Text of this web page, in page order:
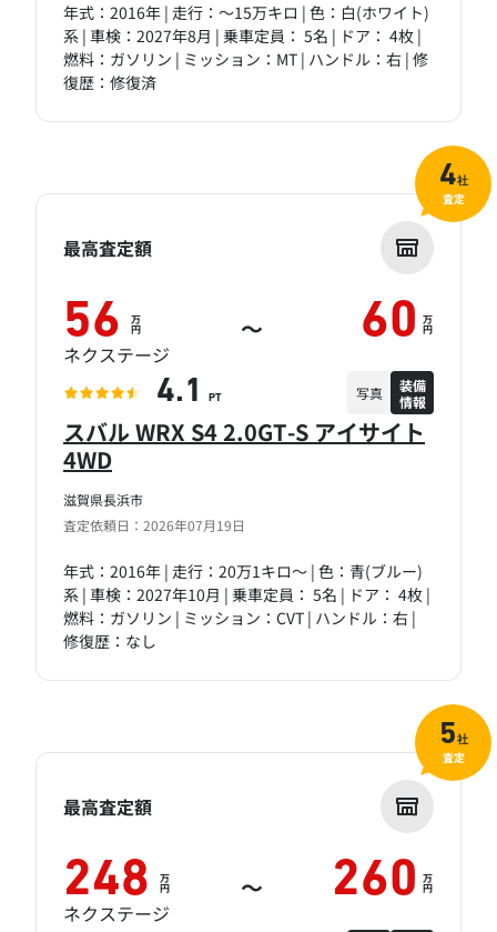
年式：2016年 | 走行：～15万キロ | 色：白(ホワイト)
系 | 車検：2027年8月 | 乗車定員： 5名 | ドア： 4枚 |
燃料：ガソリン | ミッション：MT | ハンドル：右 | 修
復歴：修復済
滋賀県長浜市
査定依頼日：2026年07月19日
スバル WRX S4 2.0GT-S アイサイト
4WD
年式：2016年 | 走行：20万1キロ～ | 色：青(ブルー)
系 | 車検：2027年10月 | 乗車定員： 5名 | ドア： 4枚 |
燃料：ガソリン | ミッション：CVT | ハンドル：右 |
修復歴：なし
最高査定額
56 万
円 ～ 60 万
円
ネクステージ
4.1 PT 写真
装備
情報
4社
査定
最高査定額
248 万
円 ～ 260 万
円
ネクステージ
5社
査定